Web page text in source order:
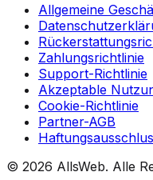
Allgemeine
Zahlungsrichtlinie
Support-Richtlinie
Akzeptable
Cookie-Richtlinie
Partner-AGB
© 2026 AllsWeb. Alle